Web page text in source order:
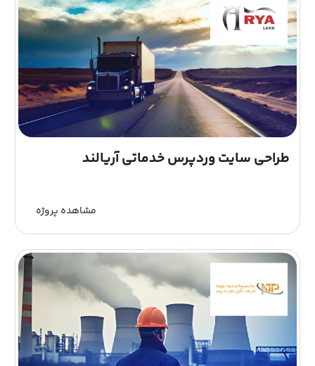
طراحی سایت وردپرس خدماتی آریالند
مشاهده پروژه